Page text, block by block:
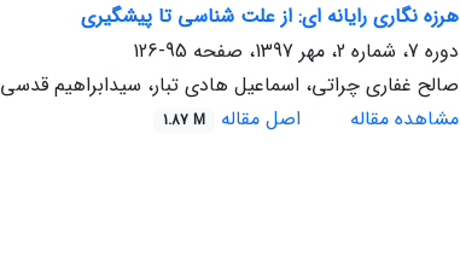
هرزه نگاری رایانه ای: از علت شناسی تا پیشگیری
دوره 7، شماره 2، مهر 1397، صفحه
95-126
صالح غفاری چراتی، اسماعیل هادی تبار، سیدابراهیم قدسی
مشاهده مقاله
اصل مقاله 1.87 M